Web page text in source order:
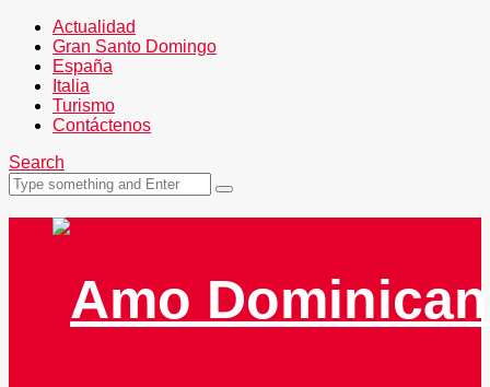
Actualidad
Gran Santo Domingo
España
Italia
Turismo
Contáctenos
Search